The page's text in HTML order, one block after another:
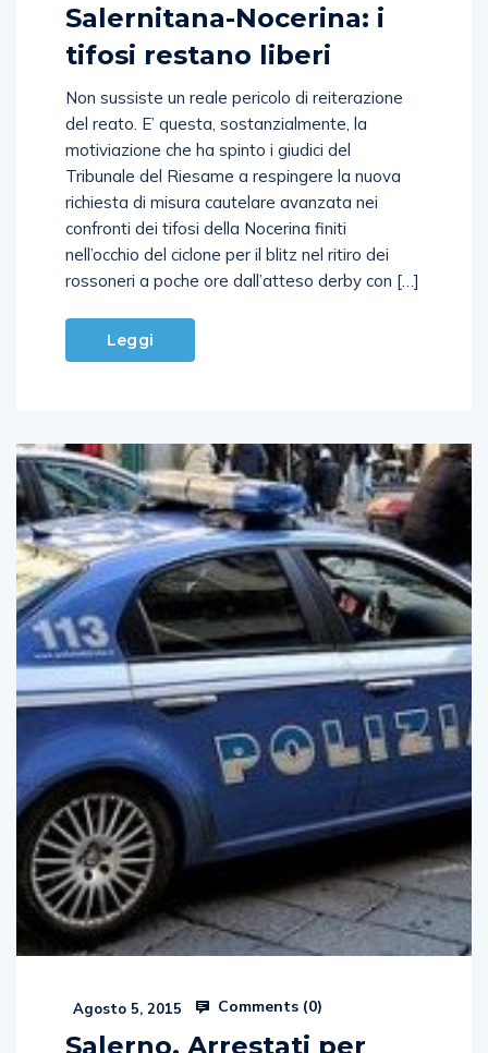
Salernitana-Nocerina: i
tifosi restano liberi
Non sussiste un reale pericolo di reiterazione
del reato. E’ questa, sostanzialmente, la
motiviazione che ha spinto i giudici del
Tribunale del Riesame a respingere la nuova
richiesta di misura cautelare avanzata nei
confronti dei tifosi della Nocerina finiti
nell’occhio del ciclone per il blitz nel ritiro dei
rossoneri a poche ore dall’atteso derby con […]
Leggi
Agosto 5, 2015 Comments (0)
Salerno. Arrestati per